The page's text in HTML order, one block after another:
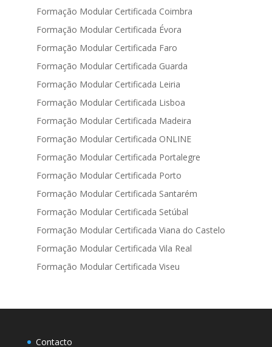
Formação Modular Certificada Coimbra
Formação Modular Certificada Évora
Formação Modular Certificada Faro
Formação Modular Certificada Guarda
Formação Modular Certificada Leiria
Formação Modular Certificada Lisboa
Formação Modular Certificada Madeira
Formação Modular Certificada ONLINE
Formação Modular Certificada Portalegre
Formação Modular Certificada Porto
Formação Modular Certificada Santarém
Formação Modular Certificada Setúbal
Formação Modular Certificada Viana do Castelo
Formação Modular Certificada Vila Real
Formação Modular Certificada Viseu
Contacto